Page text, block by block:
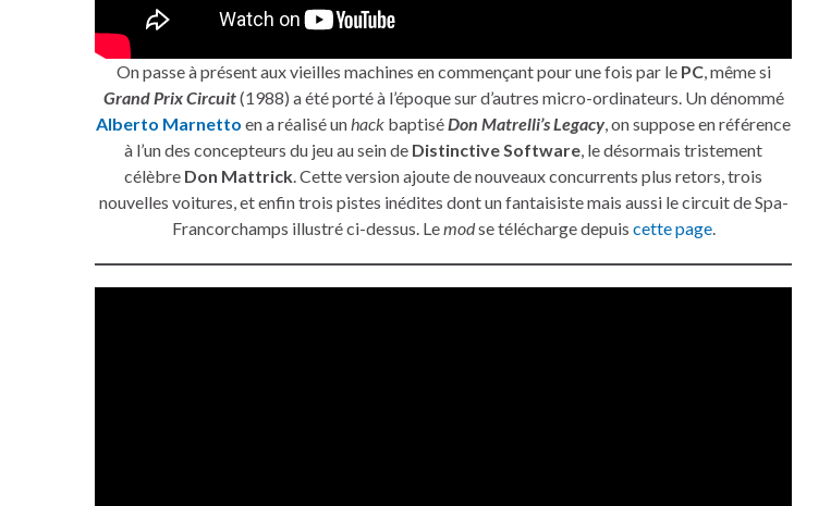
On passe à présent aux vieilles machines en commençant pour une fois par le PC, même si
Grand Prix Circuit(1988) a été porté à l’époque sur d’autres micro-ordinateurs. Un dénommé
Alberto Marnetto en a réalisé un hack baptisé Don Matrelli’s Legacy, on suppose en référence
à l’un des concepteurs du jeu au sein de Distinctive Software , le désormais tristement
célèbre Don Mattrick . Cette version ajoute de nouveaux concurrents plus retors, trois
nouvelles voitures, et enfin trois pistes inédites dont un fantaisiste mais aussi le circuit de Spa-
Francorchamps illustré ci-dessus. Lemodse télécharge depuis cette page.